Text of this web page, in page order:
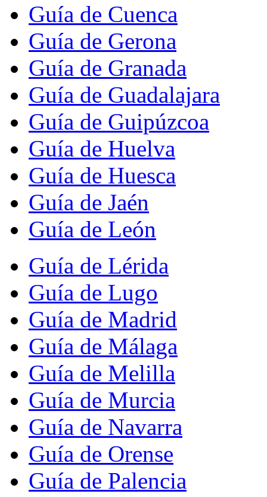
Guía de Cuenca
Guía de Gerona
Guía de Granada
Guía de Guadalajara
Guía de Guipúzcoa
Guía de Huelva
Guía de Huesca
Guía de Jaén
Guía de León
Guía de Lérida
Guía de Lugo
Guía de Madrid
Guía de Málaga
Guía de Melilla
Guía de Murcia
Guía de Navarra
Guía de Orense
Guía de Palencia